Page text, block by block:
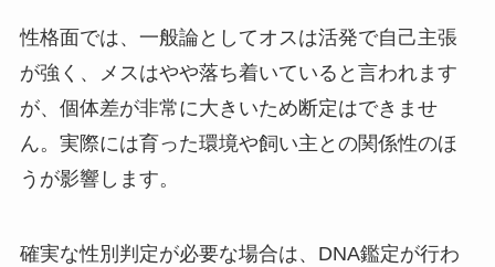
性格面では、一般論としてオスは活発で自己主張
が強く、メスはやや落ち着いていると言われます
が、個体差が非常に大きいため断定はできませ
ん。実際には育った環境や飼い主との関係性のほ
うが影響します。
確実な性別判定が必要な場合は、DNA鑑定が行わ